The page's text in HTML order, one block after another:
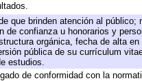
que brinden atención al público;
confianza u honorarios y
orgánica, fecha de alta
pública de su currículum
estudios.
de conformidad con la